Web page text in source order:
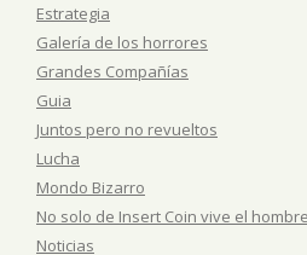
Estrategia
Galería de los horrores
Grandes Compañías
Guia
Juntos pero no revueltos
Lucha
Mondo Bizarro
No solo de Insert Coin vive el hombre
Noticias